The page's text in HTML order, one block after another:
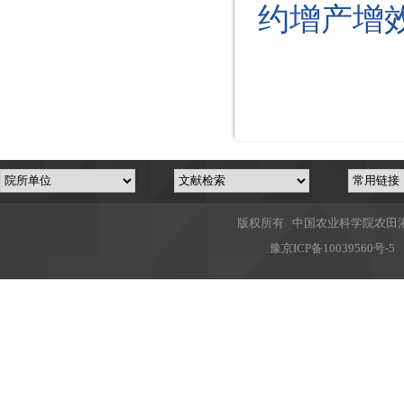
约增产增
版权所有 中国农业科学院农
豫京ICP备10039560号-5